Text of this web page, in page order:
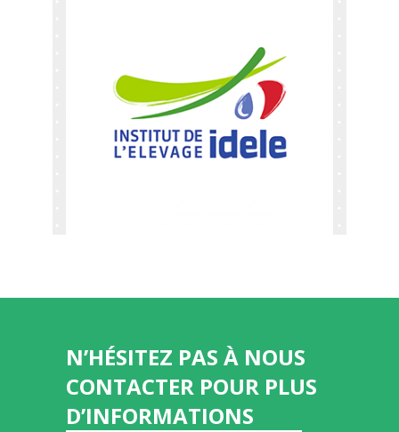
N’HÉSITEZ PAS À NOUS
CONTACTER POUR PLUS
D’INFORMATIONS